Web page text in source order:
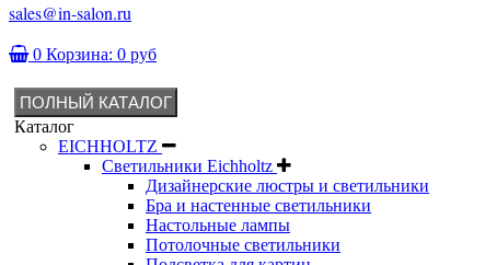
sales@in-salon.ru
0 Корзина: 0 руб
ПОЛНЫЙ КАТАЛОГ
Каталог
EICHHOLTZ
Светильники Eichholtz
Дизайнерские люстры и светильники
Бра и настенные светильники
Настольные лампы
Потолочные светильники